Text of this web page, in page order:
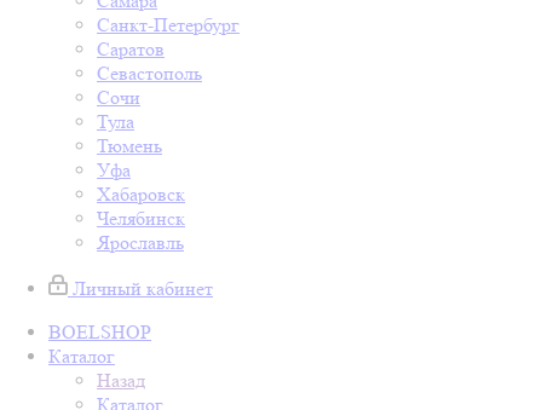
Санкт-Петербург
Саратов
Севастополь
Сочи
Тула
Тюмень
Уфа
Хабаровск
Челябинск
Ярославль
Личный кабинет
BOELSHOP
Каталог
Назад
Каталог